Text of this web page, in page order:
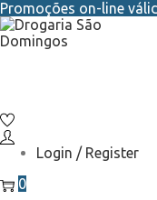
Promoções on-line
Login / Register
0